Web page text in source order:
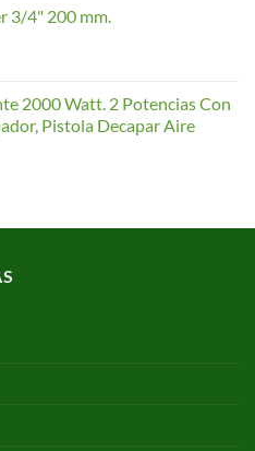
3/4" 200 mm.
2000 Watt. 2 Potencias Con
Pistola Decapar Aire